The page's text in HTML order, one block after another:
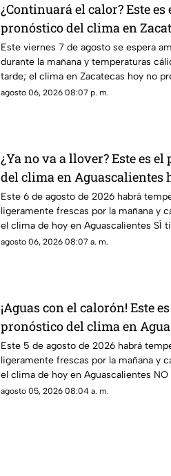
¿Continuará el calor? Este es
pronóstico del clima en
viernes 7 de agosto
Este viernes 7 de agosto se espera
durante la mañana y temperaturas
tarde; el clima en Zacatecas hoy no
la capital
agosto 06, 2026 08:07 p. m.
¿Ya no va a llover? Este es
del clima en Aguascalientes
agosto
Este 6 de agosto de 2026 habrá
ligeramente frescas por la mañana y
el clima de hoy en Aguascalientes SÍ
pronóstico de lluvia
agosto 06, 2026 08:07 a. m.
¡Aguas con el calorón! Este
pronóstico del clima en
hoy 4 de agosto
Este 5 de agosto de 2026 habrá
ligeramente frescas por la mañana y
el clima de hoy en Aguascalientes
pronóstico de lluvia
agosto 05, 2026 08:04 a. m.